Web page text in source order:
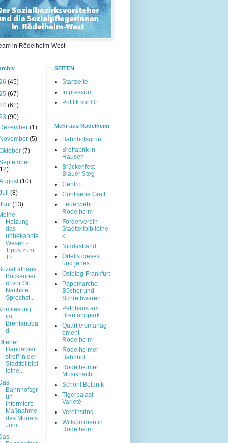
in Rödelheim-West
(45)
(67)
(61)
(90)
Dezember(1)
November(5)
(7)
(10)
(8)
(13)
Heizung,
das
unbekannte
Wesen -
Tipps zum
Th...
Bockenhei
m vor Ort:
Nächste
Sprechst...
im
Brentanoba
d
Handarbeit
streff in der
Stadtteilbibl
iothe...
Bahnhofsgr
ün
informiert:
Maßnahme
des Monats
Juni
SEITEN
Startseite
Impressum
Politik vor Ort
Mehr aus Rödelheim
Bahnhofsgrün
Brotfabrik in
Hausen
Brückenfest
Blauer Steg
Centro
Confiserie Graff
Feuerwehr
Rödelheim
Förderverein
Stadtteilbibliothe
k
Niddastrand
Ortells dieses
und jenes
Ostblog-Frankfurt
Pappmarche -
Bücher und
Schreibwaren
Petrihaus am
Brentanopark
Quartiersmanag
ement
Rödelheim
Rödelheimer
Bahnhof
Rödelheimer
Musiknacht
Schön! Botanik
Tigerpalast
Varieté
Vereinsring
Willkommen in
Rödelheim